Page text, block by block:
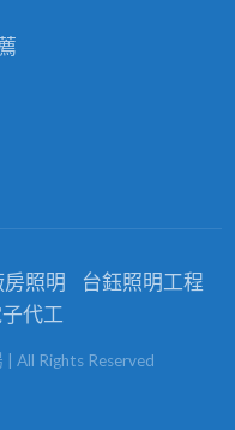
照明
台鈺照明工程
代工
| All Rights Reserved